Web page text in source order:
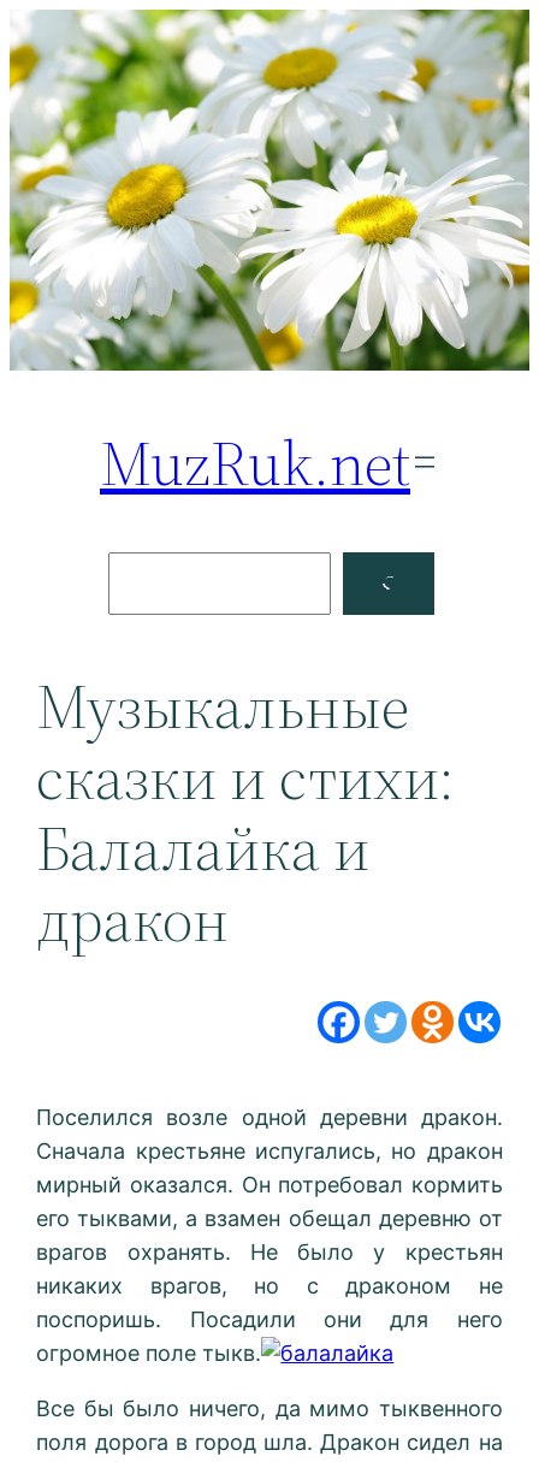
Перейти
к
содержимому
MuzRuk.net
Facebook
Музыкальные
сказки и стихи:
Балалайка и
дракон
Поселился возле одной деревни дракон.
Сначала крестьяне испугались, но дракон
мирный оказался. Он потребовал кормить
его тыквами, а взамен обещал деревню от
врагов охранять. Не было у крестьян
никаких врагов, но с драконом не
поспоришь. Посадили они для него
огромное поле тыкв.
Все бы было ничего, да мимо тыквенного
поля дорога в город шла. Дракон сидел на